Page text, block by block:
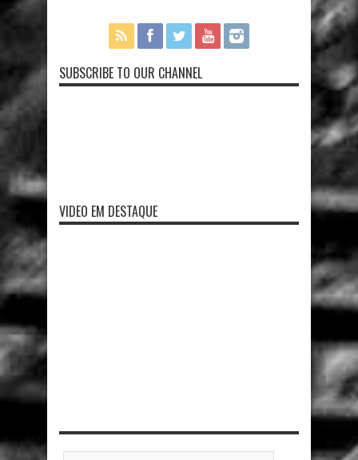
SUBSCRIBE TO OUR CHANNEL
VIDEO EM DESTAQUE